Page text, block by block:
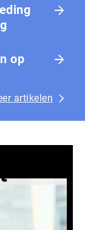
op
artikelen